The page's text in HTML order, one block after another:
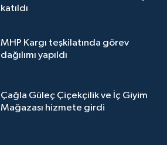
katıldı
MHP Kargı teşkilatında görev
dağılımı yapıldı
Çağla Güleç Çiçekçilik ve İç Giyim
Mağazası hizmete girdi